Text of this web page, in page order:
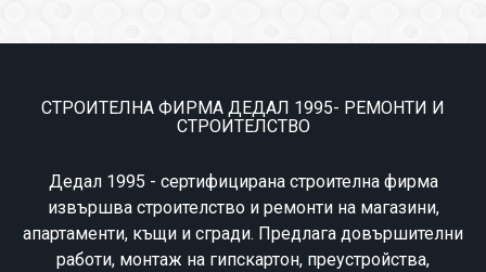
СТРОИТЕЛНА ФИРМА ДЕДАЛ 1995- РЕМОНТИ И
СТРОИТЕЛСТВО
Дедал 1995 - сертифицирана строителна фирма
извършва строителство и ремонти на магазини,
апартаменти, къщи и сгради. Предлага довършителни
работи, монтаж на гипскартон, преустройства,